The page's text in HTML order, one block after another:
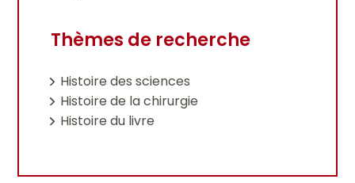
Thèmes de recherche
Histoire des sciences
Histoire de la chirurgie
Histoire du livre